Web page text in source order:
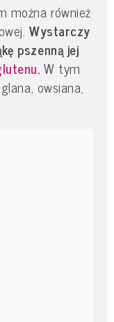
można również
Wystarczy
pszenną jej
. W tym
owsiana,